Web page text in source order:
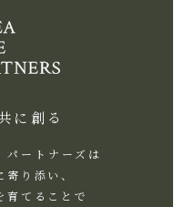
に創る
パートナーズは
り添い、
育てることで